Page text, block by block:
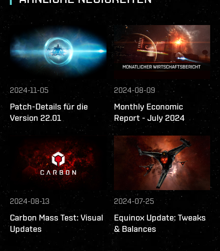
2024-11-05
Patch-Details für die
Version 22.01
2024-08-09
Monthly Economic
Report - July 2024
2024-08-13
Carbon Mass Test: Visual
Updates
2024-07-25
Equinox Update: Tweaks
& Balances